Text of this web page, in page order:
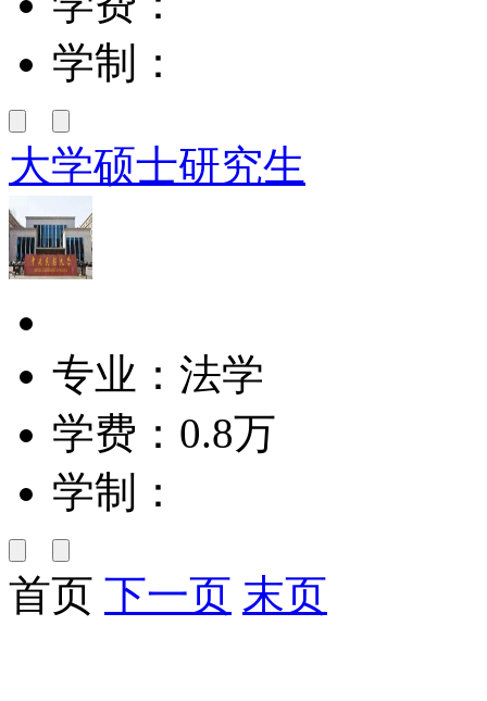
学制：
大学硕士研究生
专业：法学
学费： 0.8万
学制：
首页 下一页 末页